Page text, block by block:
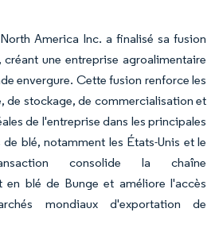
America Inc. a finalisé sa fusion
une entreprise agroalimentaire
envergure. Cette fusion renforce les
de stockage, de commercialisation et
de l'entreprise dans les principales
blé, notamment les États-Unis et le
consolide la chaîne
en blé de Bunge et améliore l'accès
mondiaux d'exportation de